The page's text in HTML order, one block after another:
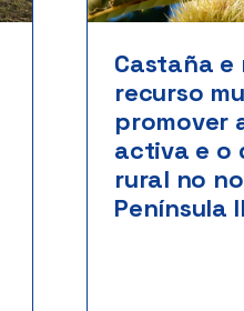
Castaña e
recurso
promover
activa e o
rural no
Península